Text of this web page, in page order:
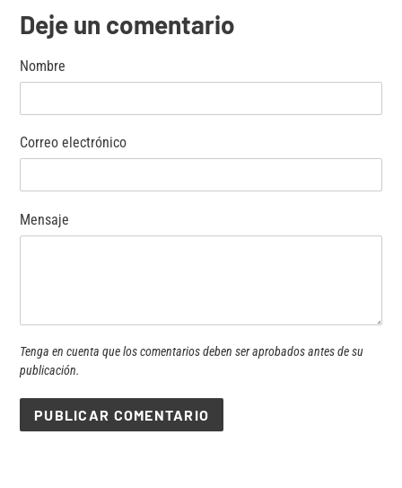
Deje un comentario
Nombre
Correo electrónico
Mensaje
Tenga en cuenta que los comentarios deben ser aprobados antes de su
publicación.